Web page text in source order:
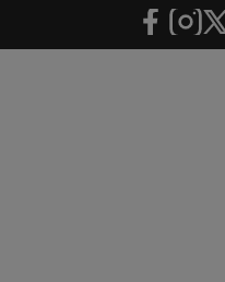
Salta al contingut principal